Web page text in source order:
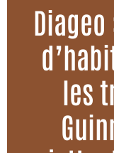
les